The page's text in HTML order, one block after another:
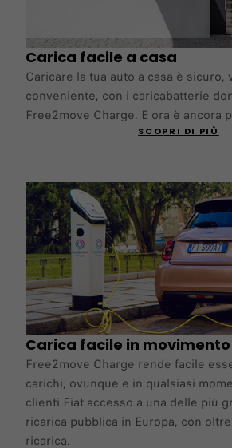
Carica facile a casa
Caricare la tua auto a casa è sicuro,
conveniente, con i caricabatterie
Free2move Charge. E ora è ancora
SCOPRI DI PIÙ
Carica facile in movimento
Free2move Charge rende facile
carichi, ovunque e in qualsiasi
clienti Fiat accesso a una delle più
ricarica pubblica in Europa, con
ricarica.